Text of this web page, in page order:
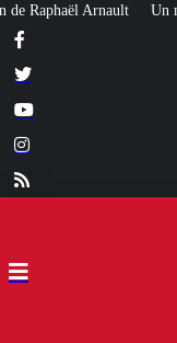
gravement malade :